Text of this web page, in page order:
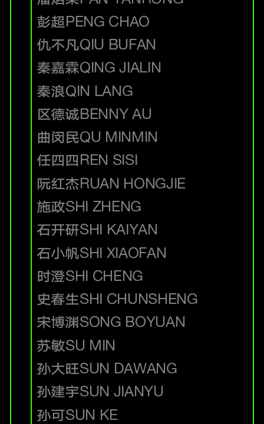
彭超PENG CHAO
仇不凡QIU BUFAN
秦嘉霖QING JIALIN
秦浪QIN LANG
区德诚BENNY AU
曲闵民QU MINMIN
任四四REN SISI
阮红杰RUAN HONGJIE
施政SHI ZHENG
石开研SHI KAIYAN
石小帆SHI XIAOFAN
时澄SHI CHENG
史春生SHI CHUNSHENG
宋博渊SONG BOYUAN
苏敏SU MIN
孙大旺SUN DAWANG
孙建宇SUN JIANYU
孙可SUN KE